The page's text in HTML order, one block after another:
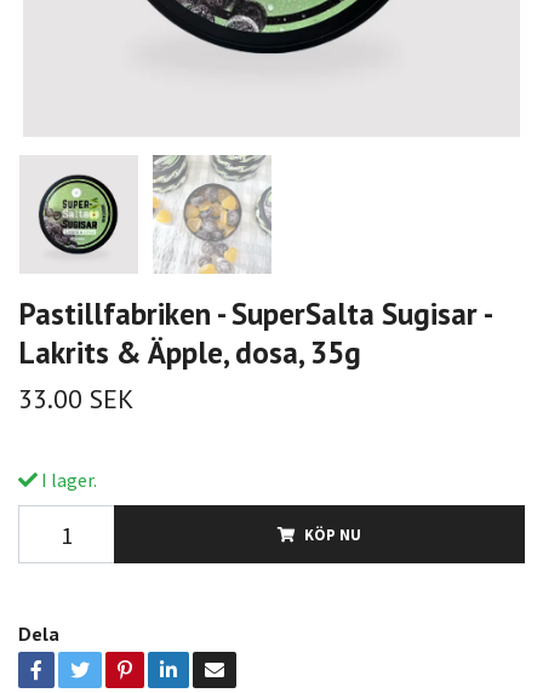
Pastillfabriken - SuperSalta Sugisar -
Lakrits & Äpple, dosa, 35g
33.00 SEK
I lager.
KÖP NU
Dela